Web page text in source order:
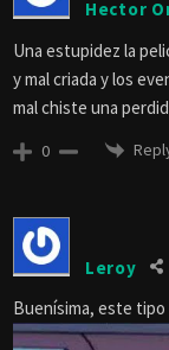
Hector
Una estupidez la
y mal criada y los
mal chiste una
0
Leroy
Buenísima, este tipo